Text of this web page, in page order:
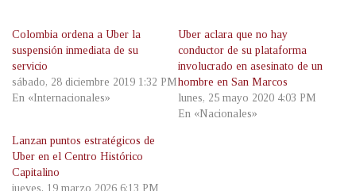
Colombia ordena a Uber la
suspensión inmediata de su
servicio
sábado, 28 diciembre 2019 1:32 PM
En «Internacionales»
Uber aclara que no hay
conductor de su plataforma
involucrado en asesinato de un
hombre en San Marcos
lunes, 25 mayo 2020 4:03 PM
En «Nacionales»
Lanzan puntos estratégicos de
Uber en el Centro Histórico
Capitalino
jueves, 19 marzo 2026 6:13 PM